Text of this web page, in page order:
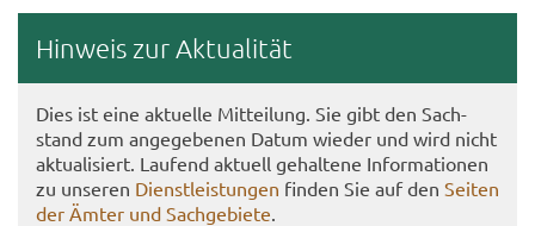
Hin­weis zur Ak­tua­li­tät
Dies ist eine ak­tu­el­le Mit­tei­lung. Sie gibt den Sach­
stand zum an­ge­ge­be­nen Datum wie­der und wird nicht
ak­tua­li­siert. Lau­fend ak­tu­ell ge­hal­te­ne In­for­ma­tio­nen
zu un­se­ren Dienst­leis­tun­gen fin­den Sie auf den Sei­ten
der Ämter und Sach­ge­bie­te.